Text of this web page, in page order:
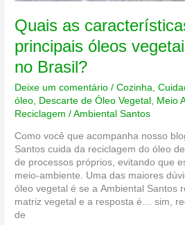
Quais as
principais óleos
no Brasil?
Deixe um comentário /Cozinha ,
óleo
Descarte de Óleo Vegetal Meio
Reciclagem /Ambiental Santos
Como você que acompanha nosso
Santos cuida da reciclagem do óleo
de processos próprios, evitando que
meio-ambiente. Uma das maiores
óleo vegetal é se a Ambiental Santos
matriz vegetal e a resposta é… sim,
de